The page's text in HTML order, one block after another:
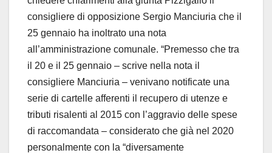
consigliere di opposizione Sergio Manciuria che il
25 gennaio ha inoltrato una nota
all’amministrazione comunale. “Premesso che tra
il 20 e il 25 gennaio – scrive nella nota il
consigliere Manciuria – venivano notificate una
serie di cartelle afferenti il recupero di utenze e
tributi risalenti al 2015 con l’aggravio delle spese
di raccomandata – considerato che già nel 2020
personalmente con la “diversamente